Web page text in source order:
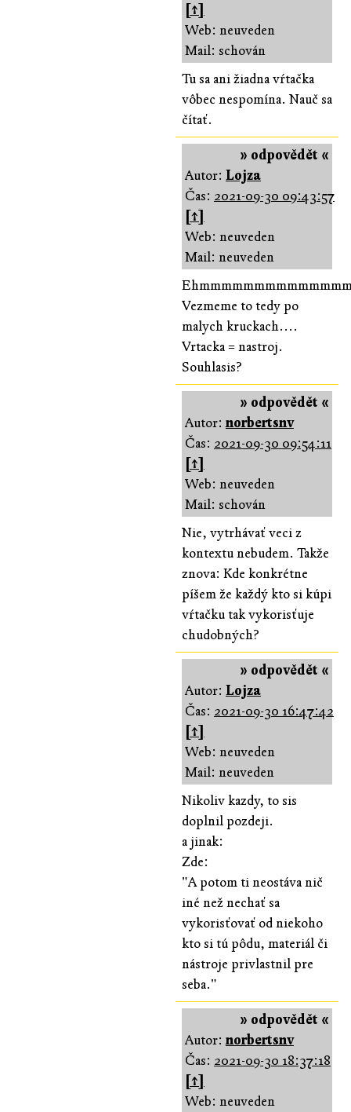
[↑]
Web: neuveden
Mail: schován
Tu sa ani žiadna vŕtačka
vôbec nespomína. Nauč sa
čítať.
» odpovědět «
Autor: Lojza
Čas: 2021-09-30 09:43:57
[↑]
Web: neuveden
Mail: neuveden
Vezmeme to tedy po
malych kruckach....
Vrtacka = nastroj.
Souhlasis?
» odpovědět «
Autor:norbertsnv
Čas: 2021-09-30 09:54:11
[↑]
Web: neuveden
Mail: schován
Nie, vytrhávať veci z
kontextu nebudem. Takže
znova: Kde konkrétne
píšem že každý kto si kúpi
vŕtačku tak vykorisťuje
chudobných?
» odpovědět «
Autor: Lojza
Čas: 2021-09-30 16:47:42
[↑]
Web: neuveden
Mail: neuveden
Nikoliv kazdy, to sis
doplnil pozdeji.
a jinak:
Zde:
"A potom ti neostáva nič
iné než nechať sa
vykorisťovať od niekoho
kto si tú pôdu, materiál či
nástroje privlastnil pre
seba."
» odpovědět «
Autor:norbertsnv
Čas: 2021-09-30 18:37:18
[↑]
Web: neuveden